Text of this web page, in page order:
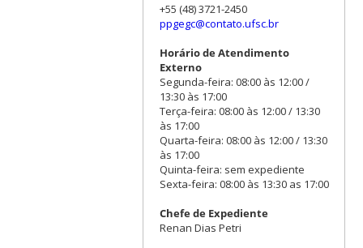
+55 (48) 3721-2450
ppgegc@contato.ufsc.br
Horário de Atendimento
Externo
Segunda-feira: 08:00 às 12:00 /
13:30 às 17:00
Terça-feira: 08:00 às 12:00 / 13:30
às 17:00
Quarta-feira: 08:00 às 12:00 / 13:30
às 17:00
Quinta-feira: sem expediente
Sexta-feira: 08:00 às 13:30 as 17:00
Chefe de Expediente
Renan Dias Petri